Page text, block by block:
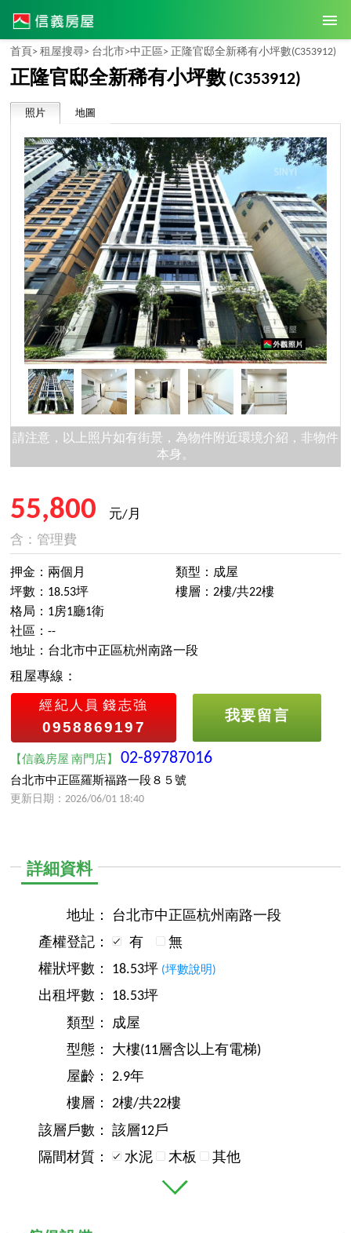
首頁> 租屋搜尋> 台北市>中正區> 正隆官邸全新稀有小坪數(C353912)
正隆官邸全新稀有小坪數 (C353912)
照片 地圖
請注意，以上照片如有街景，為物件附近環境介紹，非物件
本身。
55,800
元/月
含：管理費
押金：兩個月
坪數：18.53坪
類型：成屋
樓層：2樓/共22樓
格局：1房1廳1衛
社區：--
地址：台北市中正區杭州南路一段
租屋專線：
經紀人員 錢志強
0958869197
我要留言
【信義房屋 南門店】02-89787016
台北市中正區羅斯福路一段８５號
更新日期：2026/06/01 18:40
詳細資料
地址：
台北市中正區杭州南路一段
產權登記：
有
無
權狀坪數：
18.53坪 (坪數說明)
出租坪數：
18.53坪
類型：
成屋
型態：
大樓(11層含以上有電梯)
屋齡：
2.9年
樓層：
2樓/共22樓
該層戶數：
該層12戶
隔間材質：
水泥 木板 其他